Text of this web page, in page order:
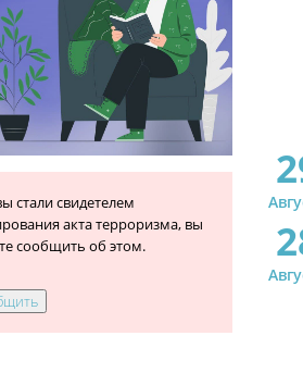
стали свидетелем
акта терроризма, вы
сообщить об этом.